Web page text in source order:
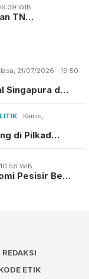
WIB
TN…
21/07/2026 - 19:50
Singapura d…
Kamis,
di Pilkad…
WIB
Pesisir Be…
REDAKSI
ETIK